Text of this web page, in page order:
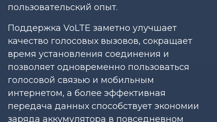
пользовательский опыт.
Поддержка VoLTE заметно улучшает
качество голосовых вызовов, сокращает
время установления соединения и
позволяет одновременно пользоваться
голосовой связью и мобильным
интернетом, а более эффективная
передача данных способствует экономии
заряда аккумулятора в повседневном